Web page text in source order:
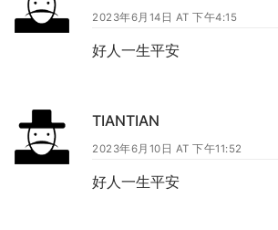
2023年6月14日 AT 下午4:15
好人一生平安
TIANTIAN
2023年6月10日 AT 下午11:52
好人一生平安